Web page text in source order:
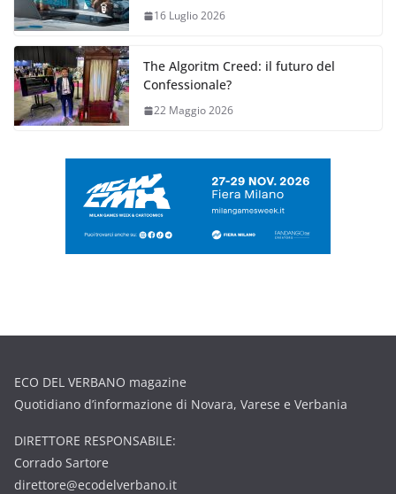
16 Luglio 2026
The Algoritm Creed: il futuro del
Confessionale?
22 Maggio 2026
ECO DEL VERBANO magazine
Quotidiano d’informazione di Novara, Varese e Verbania
DIRETTORE RESPONSABILE:
Corrado Sartore
direttore@ecodelverbano.it